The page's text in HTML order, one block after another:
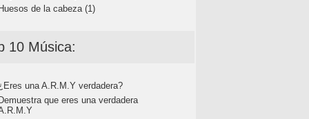
de la cabeza (1)
10 Música:
una A.R.M.Y verdadera?
que eres una verdadera